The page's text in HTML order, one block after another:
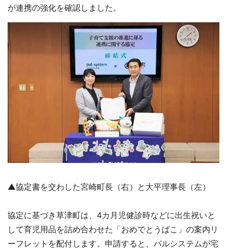
が連携の強化を確認しました。
▲協定書を交わした宮崎町長（右）と大平理事長（左）
協定に基づき草津町は、4カ月児健診時などに出生祝いと
して育児用品を詰め合わせた「おめでとうばこ」の案内リ
ーフレットを配付します。申請すると、パルシステムが宅